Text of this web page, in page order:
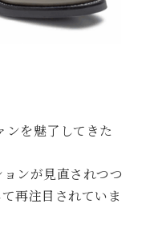
ンを魅了してきた
ンが見直されつつ
再注目されていま